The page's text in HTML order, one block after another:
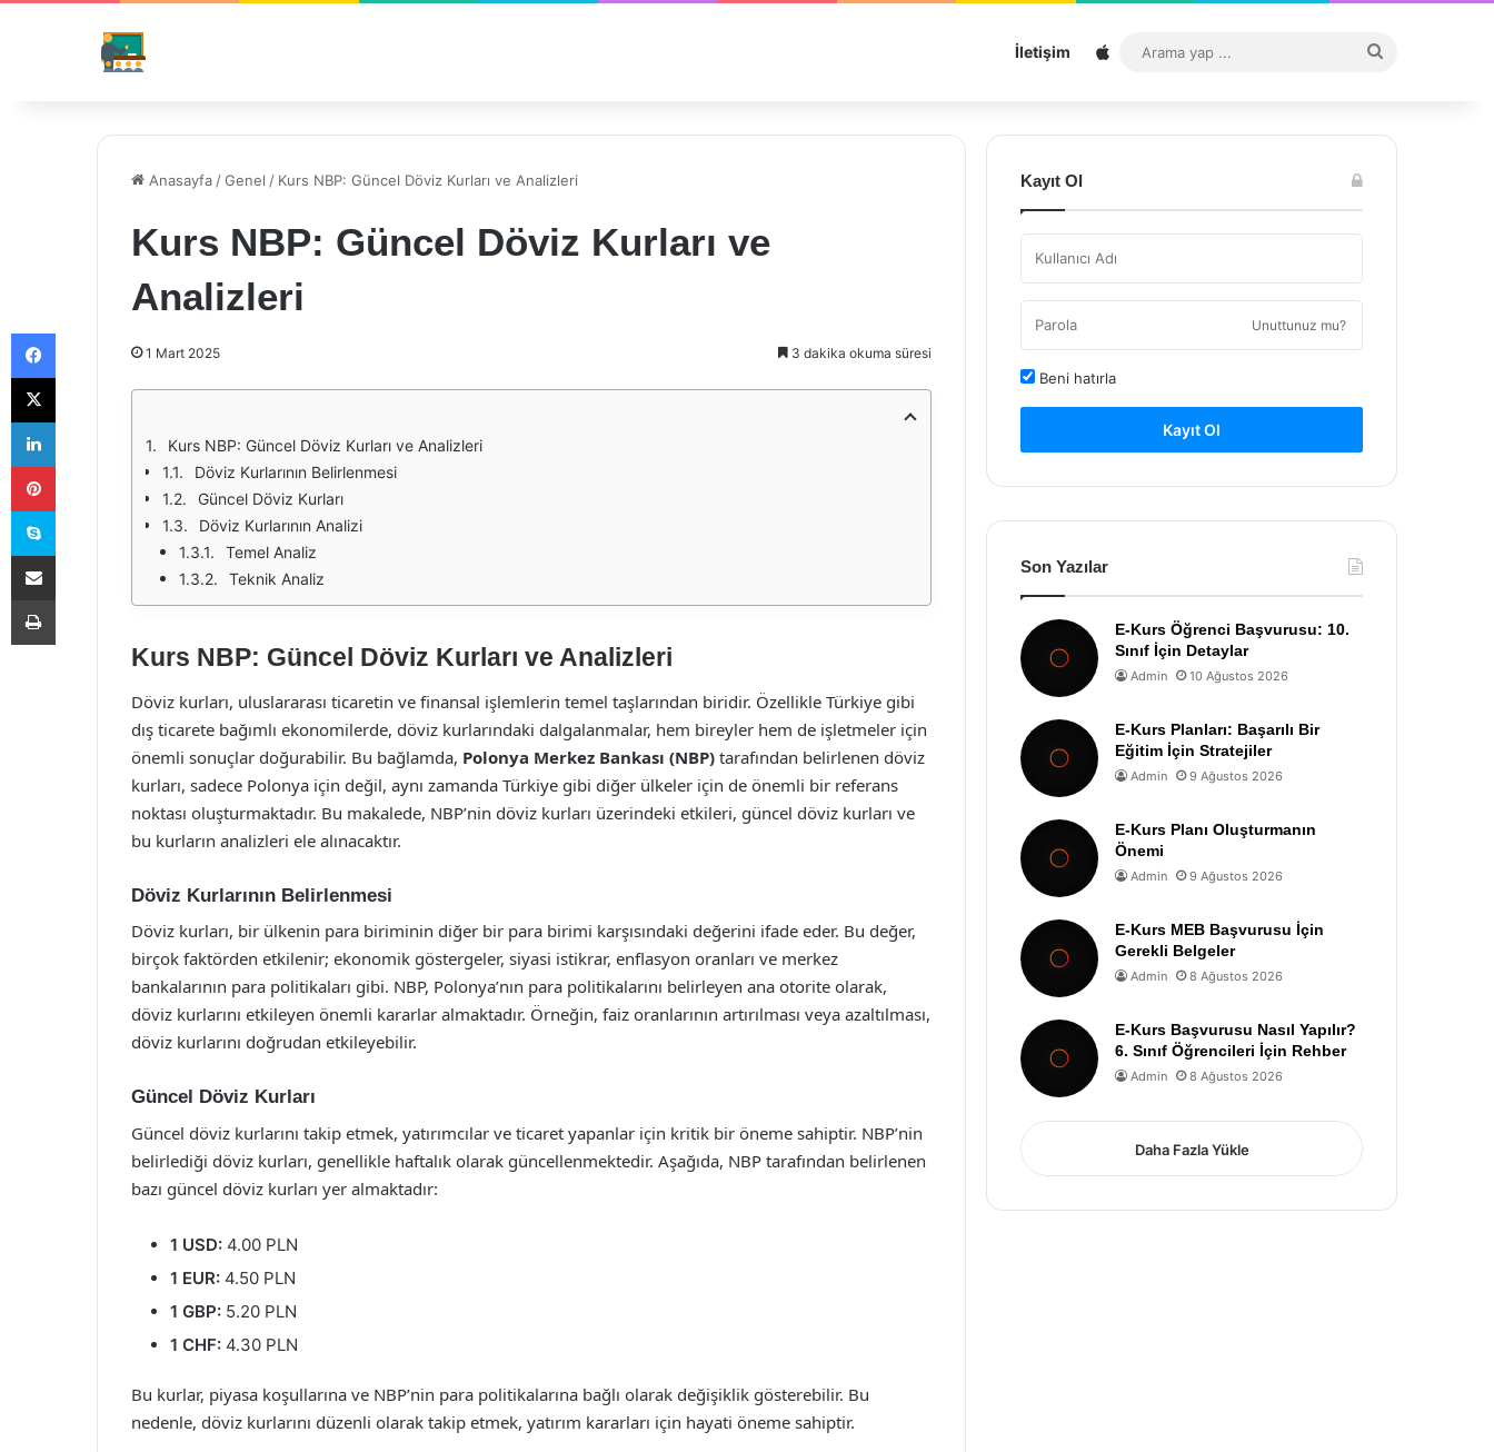
İletişim Sitemap
...
Anasayfa /Genel / Kurs NBP: Güncel Döviz Kurları ve Analizleri
Kurs NBP: Güncel Döviz Kurları ve
Analizleri
1 Mart 2025 3 dakika okuma süresi
Kurs NBP: Güncel Döviz Kurları ve Analizleri
Döviz Kurlarının Belirlenmesi
Güncel Döviz Kurları
Döviz Kurlarının Analizi
Temel Analiz
Teknik Analiz
Kurs NBP: Güncel Döviz Kurları ve Analizleri
Döviz kurları, uluslararası ticaretin ve finansal işlemlerin temel taşlarından biridir. Özellikle Türkiye gibi
dış ticarete bağımlı ekonomilerde, döviz kurlarındaki dalgalanmalar, hem bireyler hem de işletmeler için
önemli sonuçlar doğurabilir. Bu bağlamda, Polonya Merkez Bankası (NBP) tarafından belirlenen döviz
kurları, sadece Polonya için değil, aynı zamanda Türkiye gibi diğer ülkeler için de önemli bir referans
noktası oluşturmaktadır. Bu makalede, NBP’nin döviz kurları üzerindeki etkileri, güncel döviz kurları ve
bu kurların analizleri ele alınacaktır.
Döviz Kurlarının Belirlenmesi
Döviz kurları, bir ülkenin para biriminin diğer bir para birimi karşısındaki değerini ifade eder. Bu değer,
birçok faktörden etkilenir; ekonomik göstergeler, siyasi istikrar, enflasyon oranları ve merkez
bankalarının para politikaları gibi. NBP, Polonya’nın para politikalarını belirleyen ana otorite olarak,
döviz kurlarını etkileyen önemli kararlar almaktadır. Örneğin, faiz oranlarının artırılması veya azaltılması,
döviz kurlarını doğrudan etkileyebilir.
Güncel Döviz Kurları
Güncel döviz kurlarını takip etmek, yatırımcılar ve ticaret yapanlar için kritik bir öneme sahiptir. NBP’nin
belirlediği döviz kurları, genellikle haftalık olarak güncellenmektedir. Aşağıda, NBP tarafından belirlenen
bazı güncel döviz kurları yer almaktadır:
1 USD: 4.00 PLN
1 EUR: 4.50 PLN
1 GBP: 5.20 PLN
1 CHF: 4.30 PLN
Bu kurlar, piyasa koşullarına ve NBP’nin para politikalarına bağlı olarak değişiklik gösterebilir. Bu
nedenle, döviz kurlarını düzenli olarak takip etmek, yatırım kararları için hayati öneme sahiptir.
Kayıt Ol
Unuttunuz mu?
Beni hatırla
Kayıt Ol
Son Yazılar
E-Kurs Öğrenci Başvurusu: 10.
Sınıf İçin Detaylar
Admin 10 Ağustos 2026
E-Kurs Planları: Başarılı Bir
Eğitim İçin Stratejiler
Admin 9 Ağustos 2026
E-Kurs Planı Oluşturmanın
Önemi
Admin 9 Ağustos 2026
E-Kurs MEB Başvurusu İçin
Gerekli Belgeler
Admin 8 Ağustos 2026
E-Kurs Başvurusu Nasıl Yapılır?
6. Sınıf Öğrencileri İçin Rehber
Admin 8 Ağustos 2026
Daha Fazla Yükle
Facebook
X
LinkedIn
Pinterest
Skype
E-Posta ile paylaş